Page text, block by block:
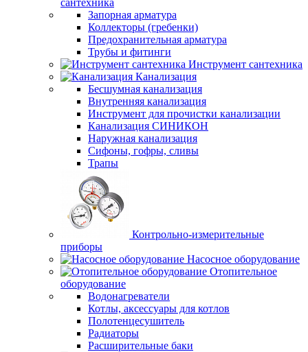
сантехника
Запорная арматура
Коллекторы (гребенки)
Предохранительная арматура
Трубы и фитинги
Инструмент сантехника
Канализация
Бесшумная канализация
Внутренняя канализация
Инструмент для прочистки канализации
Канализация СИНИКОН
Наружная канализация
Сифоны, гофры, сливы
Трапы
Контрольно-измерительные
приборы
Насосное оборудование
Отопительное
оборудование
Водонагреватели
Котлы, аксессуары для котлов
Полотенцесушитель
Радиаторы
Расширительные баки